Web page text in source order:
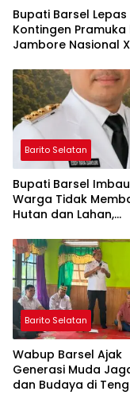
Bupati Barsel Lepas
Kontingen Pramuka
Jambore Nasional
Barito Selatan
Bupati Barsel Imbau
Warga Tidak
Hutan dan Lahan,
Bebas Kabut Asap
Barito Selatan
Wabup Barsel Ajak
Generasi Muda
dan Budaya di